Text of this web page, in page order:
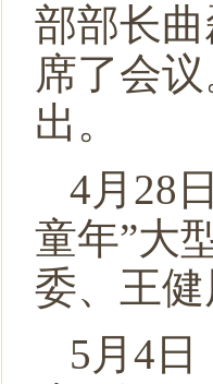
部部长
席了会
出。
4月28
童年”大
委、王
5月4